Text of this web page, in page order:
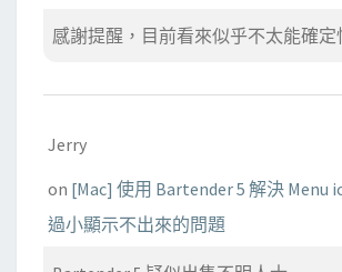
感謝提醒，目前看來似乎不太能確定
Jerry
on [Mac] 使用 Bartender 5 解決 Menu
過小顯示不出來的問題